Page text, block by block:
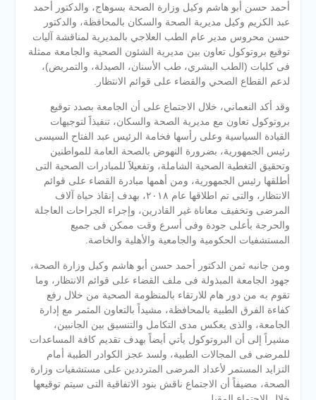
أحمد حسن أبو هاشم وكيل وزارة الصحة بسوهاج، والدكتور أحمد
عبد الكريم وكيل مديرية الصحة والسكان بالمحافظة، والدكتور
حسن محروس مدير عام الطب العلاجي بالمديرية لمناقشة آليات
توقيع بروتوكول تعاون بين مديرية الشئون الصحية والجامعة ممثلة
فى كليات (الطب البشري، طب الأسنان، الصيدلة، والتمريض)،
لدعم القطاع الصحي والقضاء على قوائم الانتظار.
وقد أكد النعماني، خلال الاجتماع على أن الجامعة بصدد توقيع
بروتوكول تعاون مع مديرية الصحة والسكان، تنفيذاََ لتوجيهات
القيادة السياسية وعلى رأسها فخامة الرئيس عبد الفتاح السيسى
رئيس الجمهورية، بضرورة النهوض بالصحة العامة للمواطنين
وتحقيق التغطية الصحية الشاملة، وتفعيلاََ للمبادرات الصحية التى
أطلقها رئيس الجمهورية، ومن أهمها مبادرة القضاء على قوائم
الانتظار، والتى تم اطلاقها عام ٢٠١٨، بهدف إنقاذ حياة آلاف
المرضى وتخفيف معاناة غير القادرين، وإجراء الجراحات العاجلة
والحرجة بأعلى جودة وفى أسرع وقت ممكن فى جميع
المستشفيات الحكومية والجامعية والأهلية والخاصة.
ومن جانبه ثمن الدكتور أحمد حسن أبو هاشم وكيل وزارة الصحة،
جهود الجامعة المبذولة فى ملف القضاء على قوائم الانتظار، وما
تقوم به من دور هام للارتقاء بالمنظومة الصحية من خلال رفع
كفاءة الفرق الطبية بالمحافظة، مشيداً بالتعاون المثمر مع إدارة
الجامعة، والذى يعكس مدى التكامل والتنسيق بين الجانبين،
مشيراً إلى أن البروتوكول يأتي أيضاً بهدف تقديم كافة المساعدات
للمرضى فى المجالات الطبية، ولسد عجز الكوادر الطبية أمام
التزايد المستمر لأعداد المرضى المترددين على مستشفيات وزارة
الصحة، مضيفاً أن الاجتماع ناقش بنود الاتفاقية التى سيتم توقيعها